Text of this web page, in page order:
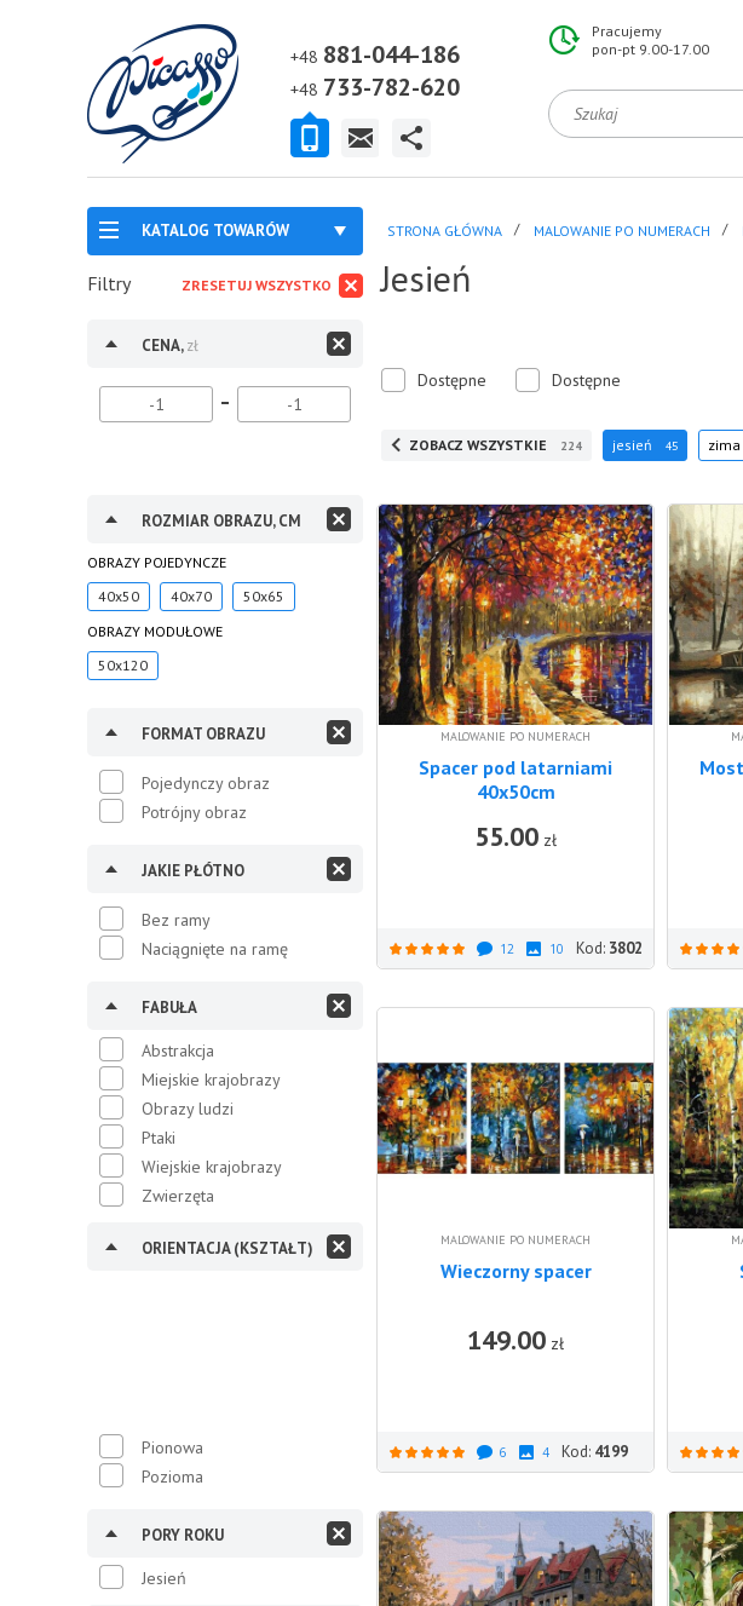
+48 881-044-186
+48 733-782-620
Pracujemy
pon-pt 9.00-17.00
KATALOG TOWARÓW
Filtry ZRESETUJ WSZYSTKO
CENA,zł
ROZMIAR OBRAZU, CM
OBRAZY POJEDYNCZE
40x50
40x70
50x65
OBRAZY MODUŁOWE
50x120
FORMAT OBRAZU
Pojedynczy obraz
Potrójny obraz
JAKIE PŁÓTNO
Bez ramy
Naciągnięte na ramę
FABUŁA
Abstrakcja
Miejskie krajobrazy
Obrazy ludzi
Ptaki
Wiejskie krajobrazy
Zwierzęta
ORIENTACJA (KSZTAŁT)
Pionowa
Pozioma
PORY ROKU
Jesień
STRONA GŁÓWNA MALOWANIE PO NUMERACH
Jesień
Dostępne Dostępne
ZOBACZ WSZYSTKIE 224 jesień 45 zima
MALOWANIE PO NUMERACH
Spacer pod latarniami
40x50cm
55.00 zł DO
12 10 Kod: 3802
MALOWANIE PO NUMERACH
Wieczorny spacer
149.00 zł DO
6 4 Kod: 4199